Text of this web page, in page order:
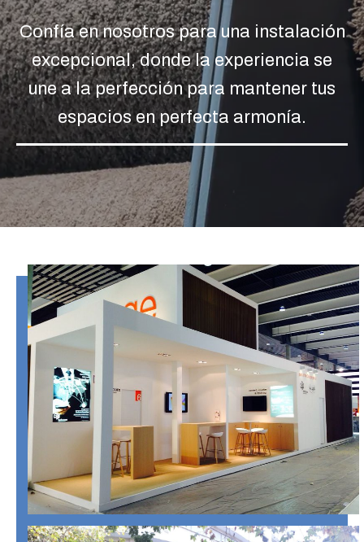
Confía en nosotros para una instalación
excepcional, donde la experiencia se
une a la perfección para mantener tus
espacios en perfecta armonía.